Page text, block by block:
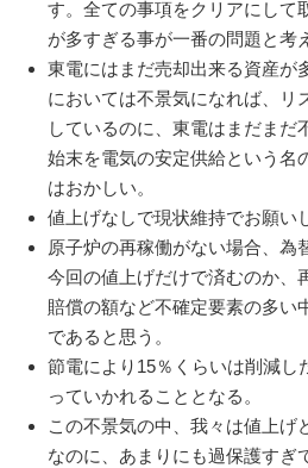
す。全ての事項をクリアにして
が多すぎる事が一番の問題と考
東電にはまだ売却出来る資産が
においては不景気になれば、リ
しているのに、東電はまだまだ
始末を電気の安定供給という名
はおかしい。
値上げなしで現状維持でお願い
原子炉の再稼働がない場合、為
今回の値上げだけで済むのか、
賠償の額など不確定要素の多い
であると思う。
節電により15％くらいは削減し
っていかれることとなる。
この不景気の中、我々は値上げ
なのに、あまりにも過保護すぎ